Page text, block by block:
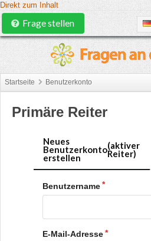
Direkt zum Inhalt
Frage stellen
Startseite Benutzerkonto
Primäre Reiter
Neues
Benutzerkonto
erstellen
(aktiver
Reiter)
Benutzername
E-Mail-Adresse